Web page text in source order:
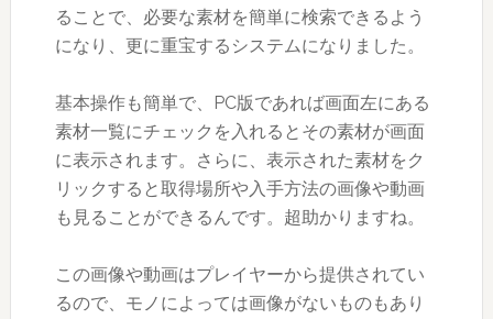
ることで、必要な素材を簡単に検索できるよう
になり、更に重宝するシステムになりました。
基本操作も簡単で、PC版であれば画面左にある
素材一覧にチェックを入れるとその素材が画面
に表示されます。さらに、表示された素材をク
リックすると取得場所や入手方法の画像や動画
も見ることができるんです。超助かりますね。
この画像や動画はプレイヤーから提供されてい
るので、モノによっては画像がないものもあり